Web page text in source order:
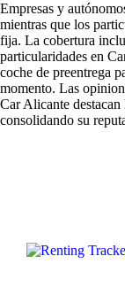
Empresas y
mientras que los
fija. La cobertura
particularidades en
coche de preentrega
momento. Las
Car Alicante
consolidando su